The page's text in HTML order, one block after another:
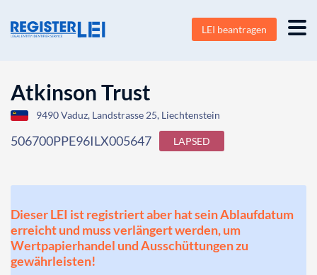
LEI beantragen
Atkinson Trust
9490 Vaduz, Landstrasse 25, Liechtenstein
506700PPE96ILX005647 LAPSED
Dieser LEI ist registriert aber hat sein Ablaufdatum
erreicht und muss verlängert werden, um
Wertpapierhandel und Ausschüttungen zu
gewährleisten!